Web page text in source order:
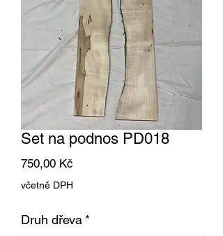
Set na podnos PD018
750,00 Kč
včetně DPH
Druh dřeva *